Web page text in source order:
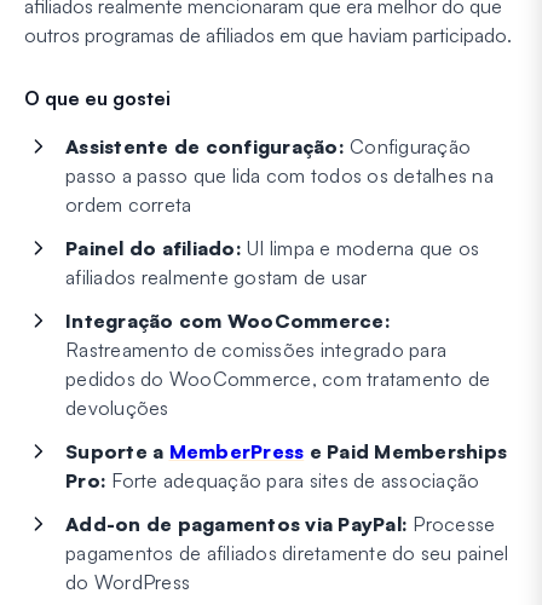
afiliados realmente mencionaram que era melhor do que
outros programas de afiliados em que haviam participado.
O que eu gostei
Assistente de configuração: Configuração
passo a passo que lida com todos os detalhes na
ordem correta
Painel do afiliado: UI limpa e moderna que os
afiliados realmente gostam de usar
Integração com WooCommerce:
Rastreamento de comissões integrado para
pedidos do WooCommerce, com tratamento de
devoluções
Suporte a MemberPress e Paid Memberships
Pro: Forte adequação para sites de associação
Add-on de pagamentos via PayPal: Processe
pagamentos de afiliados diretamente do seu painel
do WordPress